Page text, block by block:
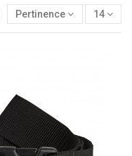
Pertinence 14